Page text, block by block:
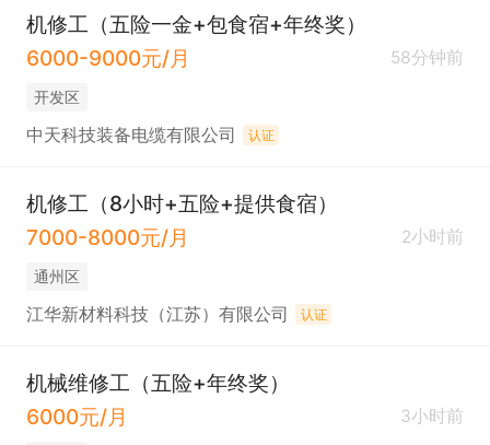
机修工（五险一金+包食宿+年终奖）
6000-9000元/月
58分钟前
开发区
中天科技装备电缆有限公司 认证
机修工（8小时+五险+提供食宿）
7000-8000元/月
2小时前
通州区
江华新材料科技（江苏）有限公司 认证
机械维修工（五险+年终奖）
6000元/月
3小时前